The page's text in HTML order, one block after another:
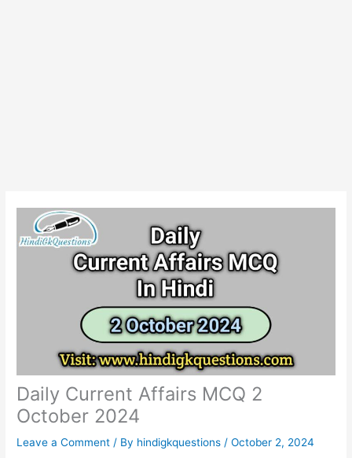
Daily Current Affairs MCQ 2
October 2024
Leave a Comment / By hindigkquestions /October 2, 2024